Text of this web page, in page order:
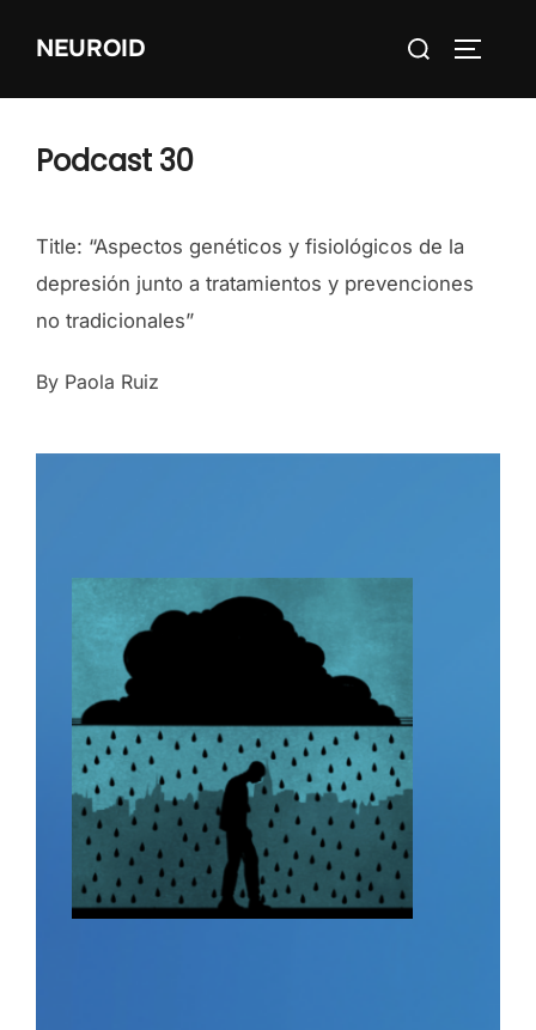
NEUROID
Search
Podcast 30
Title: “Aspectos genéticos y fisiológicos de la
depresión junto a tratamientos y prevenciones
no tradicionales”
By Paola Ruiz